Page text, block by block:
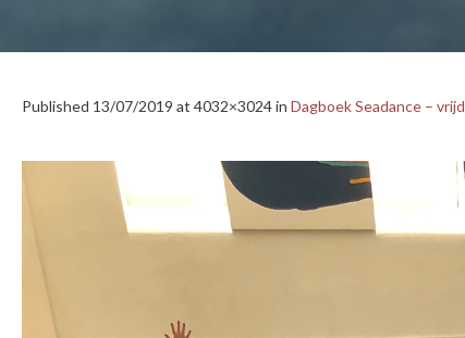
Published 13/07/2019 at 4032×3024 in Dagboek Seadance –